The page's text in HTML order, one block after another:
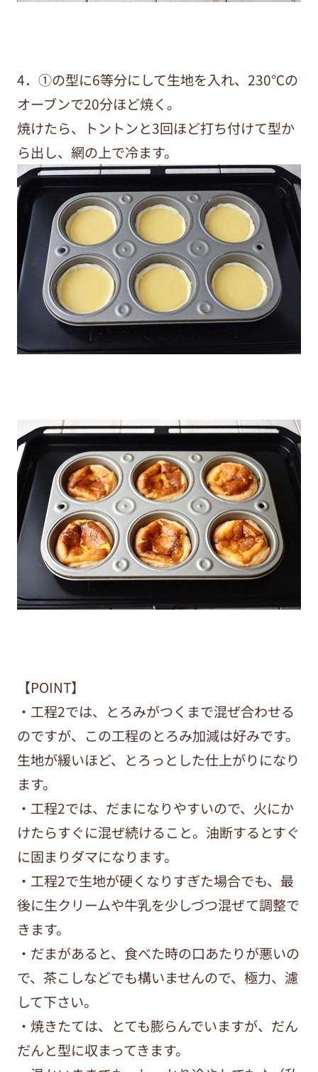
4．①の型に6等分にして生地を入れ、230℃の
オーブンで20分ほど焼く。
焼けたら、トントンと3回ほど打ち付けて型か
ら出し、網の上で冷ます。
【POINT】
・工程2では、とろみがつくまで混ぜ合わせる
のですが、この工程のとろみ加減は好みです。
生地が緩いほど、とろっとした仕上がりになり
ます。
・工程2では、だまになりやすいので、火にか
けたらすぐに混ぜ続けること。油断するとすぐ
に固まりダマになります。
・工程2で生地が硬くなりすぎた場合でも、最
後に生クリームや牛乳を少しづつ混ぜて調整で
きます。
・だまがあると、食べた時の口あたりが悪いの
で、茶こしなどでも構いませんので、極力、濾
して下さい。
・焼きたては、とても膨らんでいますが、だん
だんと型に収まってきます。